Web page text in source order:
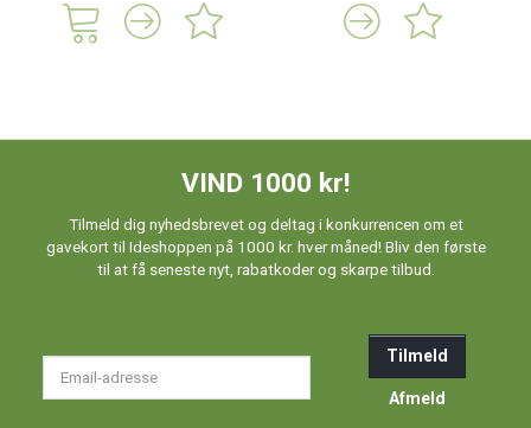
VIND 1000 kr!
Tilmeld dig nyhedsbrevet og deltag i konkurrencen om et
gavekort til Ideshoppen på 1000 kr. hver måned! Bliv den første
til at få seneste nyt, rabatkoder og skarpe tilbud.
Tilmeld
Afmeld